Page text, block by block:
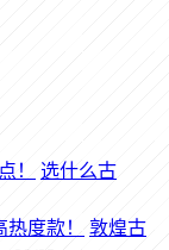
选什么古
敦煌古